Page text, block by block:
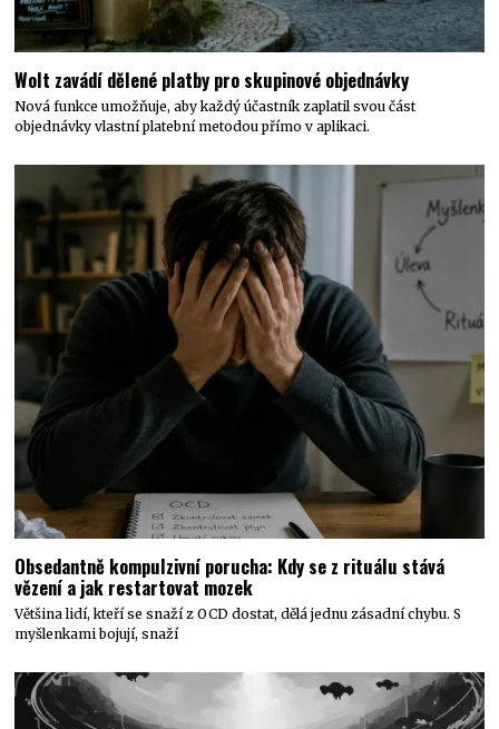
Wolt zavádí dělené platby pro skupinové objednávky
Nová funkce umožňuje, aby každý účastník zaplatil svou část
objednávky vlastní platební metodou přímo v aplikaci.
Obsedantně kompulzivní porucha: Kdy se z rituálu stává
vězení a jak restartovat mozek
Většina lidí, kteří se snaží z OCD dostat, dělá jednu zásadní chybu. S
myšlenkami bojují, snaží